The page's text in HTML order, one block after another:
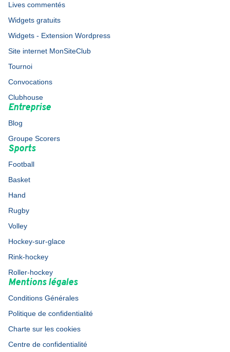
Lives commentés
Widgets gratuits
Widgets - Extension Wordpress
Site internet MonSiteClub
Tournoi
Convocations
Clubhouse
Entreprise
Blog
Groupe Scorers
Sports
Football
Basket
Hand
Rugby
Volley
Hockey-sur-glace
Rink-hockey
Roller-hockey
Mentions légales
Conditions Générales
Politique de confidentialité
Charte sur les cookies
Centre de confidentialité